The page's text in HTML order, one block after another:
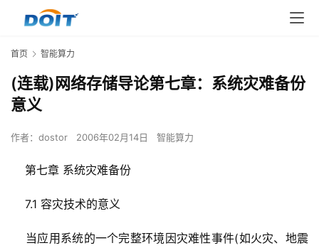
首页 智能算力
(连载)网络存储导论第七章：系统灾难备份
意义
作者： dostor 2006年02月14日 智能算力
当应用系统的一个完整环境因灾难性事件(如火灾、地震